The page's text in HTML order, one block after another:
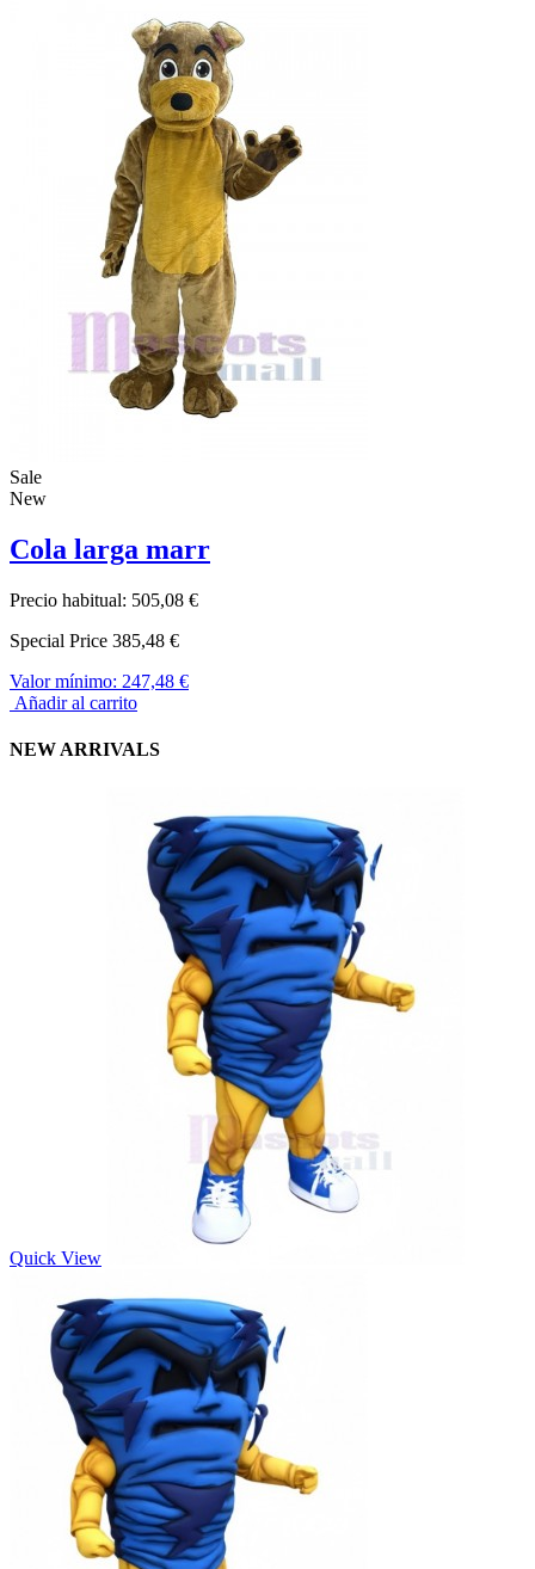
Sale
New
Cola larga marr
Precio habitual: 505,08 €
Special Price 385,48 €
Valor mínimo: 247,48 €
Añadir al carrito
NEW ARRIVALS
Quick View